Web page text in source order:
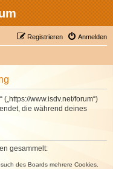
Anmelden
Registrieren
www.isdv.net/forum“)
die während deines
gesammelt:
des Boards mehrere Cookies.